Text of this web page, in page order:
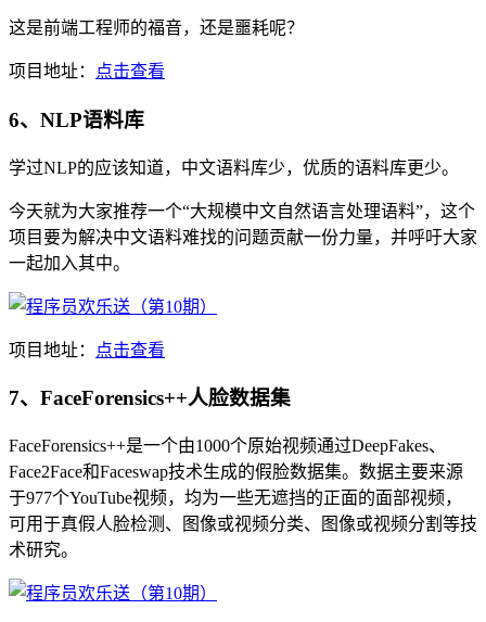
这是前端工程师的福音，还是噩耗呢？
项目地址： 点击查看
6、NLP语料库
学过NLP的应该知道，中文语料库少，优质的语料库更少。
今天就为大家推荐一个“大规模中文自然语言处理语料”，这个
项目要为解决中文语料难找的问题贡献一份力量，并呼吁大家
一起加入其中。
项目地址： 点击查看
7、FaceForensics++人脸数据集
FaceForensics++是一个由1000个原始视频通过DeepFakes、
Face2Face和Faceswap技术生成的假脸数据集。数据主要来源
于977个YouTube视频，均为一些无遮挡的正面的面部视频，
可用于真假人脸检测、图像或视频分类、图像或视频分割等技
术研究。